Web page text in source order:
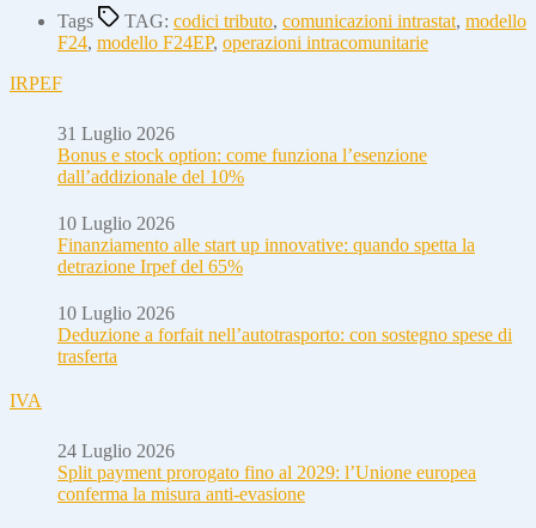
Tags TAG: codici tributo, comunicazioni intrastat, modello
F24, modello F24EP, operazioni intracomunitarie
IRPEF
31 Luglio 2026
Bonus e stock option: come funziona l’esenzione
dall’addizionale del 10%
10 Luglio 2026
Finanziamento alle start up innovative: quando spetta la
detrazione Irpef del 65%
10 Luglio 2026
Deduzione a forfait nell’autotrasporto: con sostegno spese di
trasferta
IVA
24 Luglio 2026
Split payment prorogato fino al 2029: l’Unione europea
conferma la misura anti-evasione